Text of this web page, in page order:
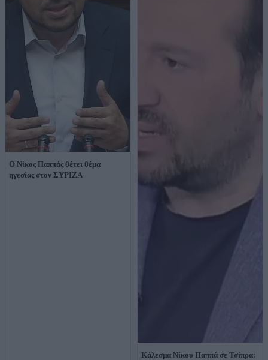
Ο Νίκος Παππάς θέτει θέμα
ηγεσίας στον ΣΥΡΙΖΑ
Κάλεσμα Νίκου Παππά σε Τσίπρα: